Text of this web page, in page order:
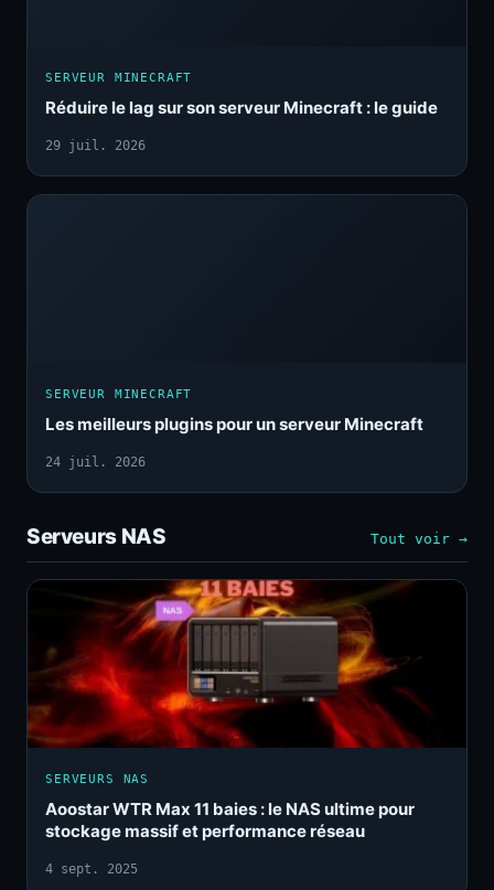
SERVEUR MINECRAFT
Réduire le lag sur son serveur Minecraft : le guide
29 juil. 2026
SERVEUR MINECRAFT
Les meilleurs plugins pour un serveur Minecraft
24 juil. 2026
Serveurs NAS Tout voir →
SERVEURS NAS
Aoostar WTR Max 11 baies : le NAS ultime pour
stockage massif et performance réseau
4 sept. 2025